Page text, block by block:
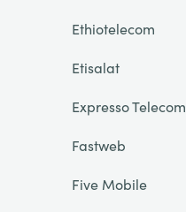
Ethiotelecom
Etisalat
Expresso Telecom
Fastweb
Five Mobile